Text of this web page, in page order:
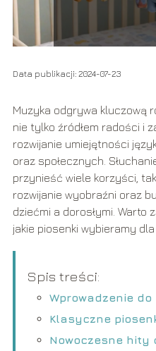
Data publikacji: 2024-07-23
Muzyka odgrywa kluczową
nie tylko źródłem radości i
rozwijanie umiejętności
oraz społecznych.
przynieść wiele korzyści,
rozwijanie wyobraźni oraz
dziećmi a dorosłymi. Warto
jakie piosenki wybieramy
Spis treści:
Wprowadzenie
Klasyczne
Nowoczesne hity